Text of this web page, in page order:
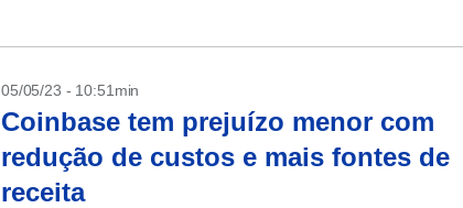
05/05/23 - 10:51min
Coinbase tem prejuízo menor com
redução de custos e mais fontes de
receita